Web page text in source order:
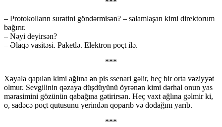
***
– Protokolların surətini göndərmisən? – salamlaşan kimi direktorum
bağırır.
– Nəyi deyirsən?
– Əlaqə vasitəsi. Paketlə. Elektron poçt ilə.
***
Xəyala qapılan kimi ağlına ən pis ssenari gəlir, heç bir orta vəziyyət
olmur. Sevgilinin qəzaya düşdüyünü öyrənən kimi dərhal onun yas
mərasimini gözünün qabağına gətirirsən. Heç vaxt ağlına gəlmir ki,
o, sadəcə poçt qutusunu yerindən qoparıb və dodağını yarıb.
***